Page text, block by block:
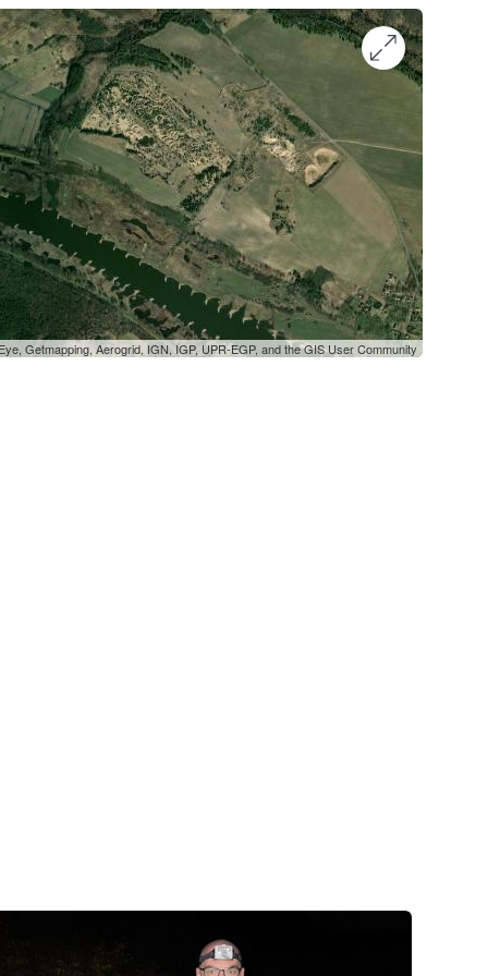
Getmapping, Aerogrid, IGN, IGP, UPR-EGP, and the GIS User Community